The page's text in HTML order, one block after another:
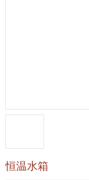
恒温水箱